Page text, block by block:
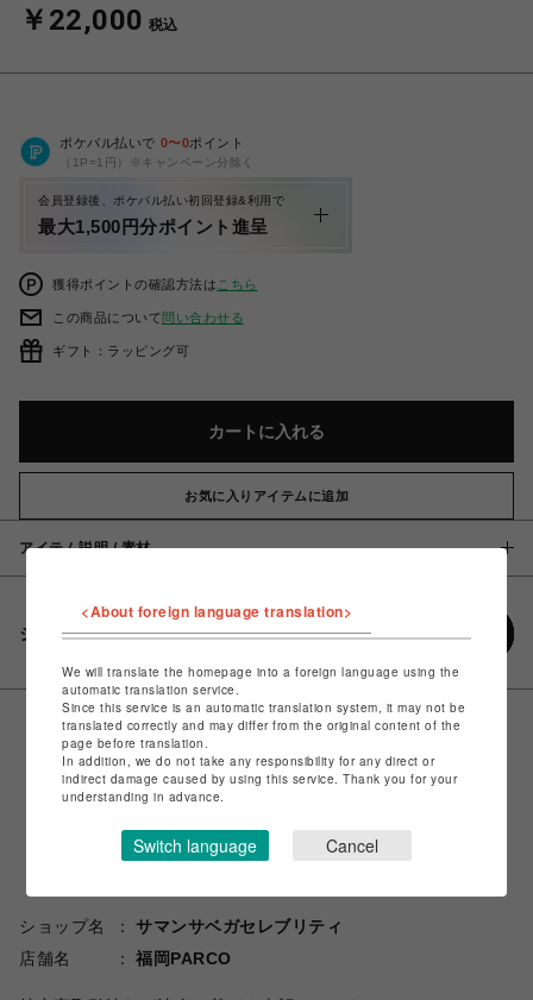
￥22,000 税込
ポケパル払いで 0〜0ポイント
（1P=1円）※キャンペーン分除く
会員登録後、ポケパル払い初回登録&利用で
最大1,500円分ポイント進呈
獲得ポイントの確認方法は こちら
この商品について問い合わせる
ギフト：ラッピング可
カートに入れる
お気に入りアイテムに追加
アイテム説明 / 素材
シェアする
ショップ名
サマンサベガセレブリティ
店舗名
福岡PARCO
<About foreign language translation>
We will translate the homepage into a foreign language using the
automatic translation service.
Since this service is an automatic translation system, it may not be
translated correctly and may differ from the original content of the
page before translation.
In addition, we do not take any responsibility for any direct or
indirect damage caused by using this service. Thank you for your
understanding in advance.
Switch language Cancel